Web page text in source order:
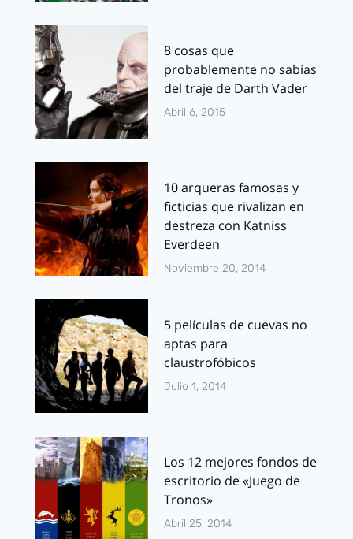
8 cosas que
probablemente no sabías
del traje de Darth Vader
Abril 6, 2015
10 arqueras famosas y
ficticias que rivalizan en
destreza con Katniss
Everdeen
Noviembre 20, 2014
5 películas de cuevas no
aptas para
claustrofóbicos
Julio 1, 2014
Los 12 mejores fondos de
escritorio de «Juego de
Tronos»
Abril 25, 2014